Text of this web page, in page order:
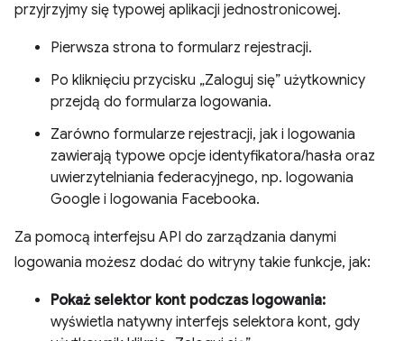
przyjrzyjmy się typowej aplikacji jednostronicowej.
Pierwsza strona to formularz rejestracji.
Po kliknięciu przycisku „Zaloguj się” użytkownicy
przejdą do formularza logowania.
Zarówno formularze rejestracji, jak i logowania
zawierają typowe opcje identyfikatora/hasła oraz
uwierzytelniania federacyjnego, np. logowania
Google i logowania Facebooka.
Za pomocą interfejsu API do zarządzania danymi
logowania możesz dodać do witryny takie funkcje, jak:
Pokaż selektor kont podczas logowania:
wyświetla natywny interfejs selektora kont, gdy